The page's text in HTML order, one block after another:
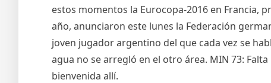
estos momentos la Eurocopa-2016 en Francia,
año, anunciaron este lunes la Federación
joven jugador argentino del que cada vez se
agua no se arregló en el otro área. MIN 73:
bienvenida allí.